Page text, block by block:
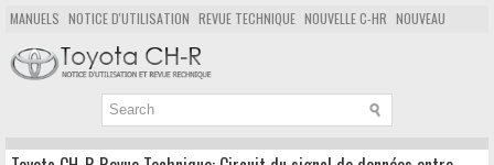
MANUELS NOTICE D'UTILISATION REVUE TECHNIQUE NOUVELLE C-HR NOUVEAU
POPULAIRE
PLAN DU SITE CHERCHER